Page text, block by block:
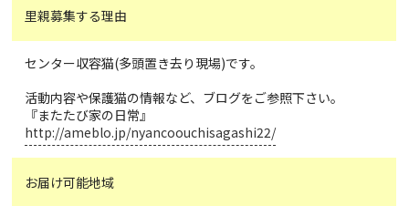
里親募集する理由
センター収容猫(多頭置き去り現場)です。
活動内容や保護猫の情報など、ブログをご参照下さい。
『またたび家の日常』
http://ameblo.jp/nyancoouchisagashi22/
お届け可能地域